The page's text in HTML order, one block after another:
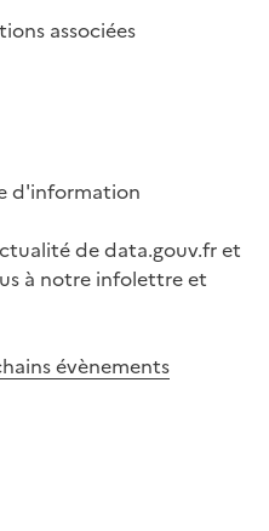
associées
d'information
de data.gouv.fr et
à notre infolettre et
évènements